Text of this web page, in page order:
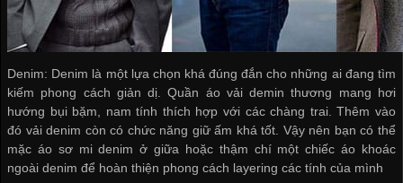
Denim: Denim là một lựa chọn khá đúng đắn cho những ai đang tìm
kiếm phong cách giản dị. Quần áo vải demin thương mang hơi
hướng bụi bặm, nam tính thích hợp với các chàng trai. Thêm vào
đó vải denim còn có chức năng giữ ấm khá tốt. Vậy nên bạn có thể
mặc áo sơ mi denim ở giữa hoặc thậm chí một chiếc áo khoác
ngoài denim để hoàn thiện phong cách layering các tính của mình